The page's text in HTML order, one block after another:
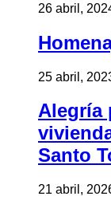
26 abril,
25 abril,
Alegría
Santo
21 abril,